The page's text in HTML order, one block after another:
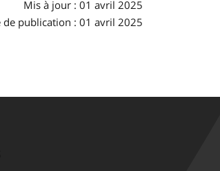
Mis à jour : 01 avril 2025
de publication : 01 avril 2025